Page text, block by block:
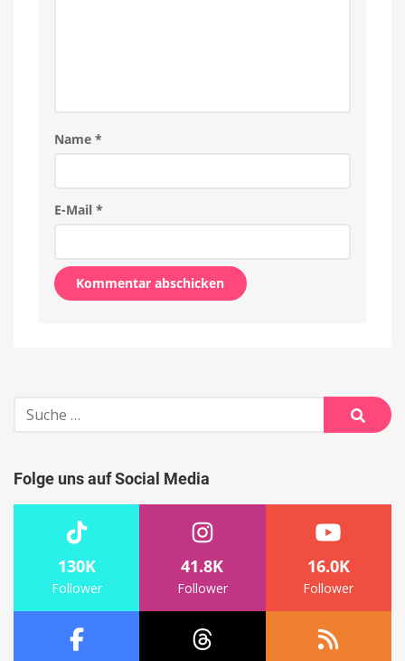
Name *
E-Mail *
Suche
nach:
Suche
Folge uns auf Social Media
130K
Follower
41.8K
Follower
16.0K
Follower